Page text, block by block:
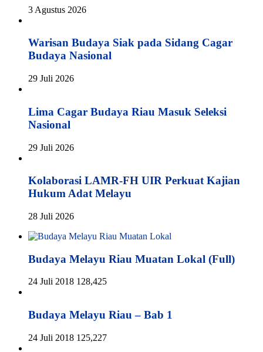
3 Agustus 2026
Warisan Budaya Siak pada Sidang Cagar
Budaya Nasional
29 Juli 2026
Lima Cagar Budaya Riau Masuk Seleksi
Nasional
29 Juli 2026
Kolaborasi LAMR-FH UIR Perkuat Kajian
Hukum Adat Melayu
28 Juli 2026
Budaya Melayu Riau Muatan Lokal (Full)
24 Juli 2018 128,425
Budaya Melayu Riau – Bab 1
24 Juli 2018 125,227